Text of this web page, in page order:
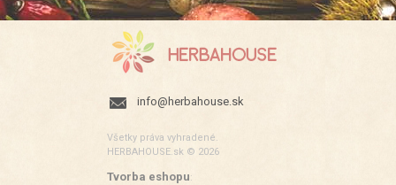
info@herbahouse.sk
Všetky práva vyhradené.
HERBAHOUSE.sk © 2026
Tvorba eshopu: